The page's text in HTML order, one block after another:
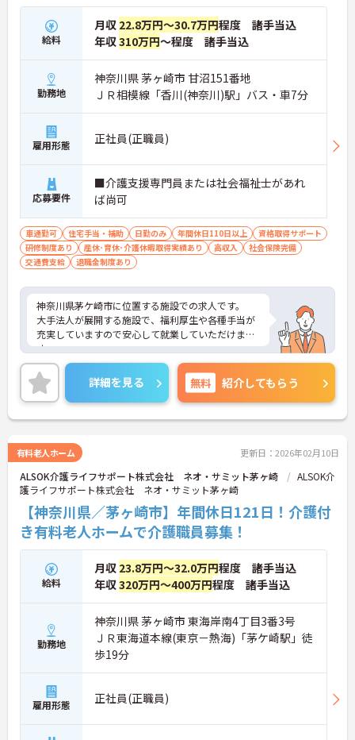
給料
月収 22.8万円～30.7万円程度 諸手当込
年収310万円～程度 諸手当込
勤務地
神奈川県 茅ヶ崎市 甘沼151番地
ＪＲ相模線「香川(神奈川)駅」バス・車7分
雇用形態 正社員(正職員)
応募要件
■介護支援専門員または社会福祉士があれ
ば尚可
車通勤可 住宅手当・補助 日勤のみ 年間休日110日以上
資格取得サポート
研修制度あり
産休･育休･介護休暇取得実績あり 高収入
社会保険完備
交通費支給
退職金制度あり
神奈川県茅ケ崎市に位置する施設での求人です。
大手法人が展開する施設で、福利厚生や各種手当が
充実していますので安心して就業していただけま
す。
ご興味がございましたら面接の対策ポイントなどお
話いたしますので、お気軽にお問い合わせくださ
い。
詳細を見る 無料 紹介してもらう
有料老人ホーム 更新日：2026年02月10日
ALSOK介護ライフサポート株式会社 ネオ・サミット茅ヶ崎
ALSOK介
護ライフサポート株式会社 ネオ・サミット茅ヶ崎
【神奈川県／茅ヶ崎市】年間休日121日！介護付
き有料老人ホームで介護職員募集！
給料
月収 23.8万円～32.0万円程度 諸手当込
年収320万円～400万円程度 諸手当込
勤務地
神奈川県 茅ヶ崎市 東海岸南4丁目3番3号
ＪＲ東海道本線(東京－熱海)「茅ケ崎駅」徒
歩19分
雇用形態 正社員(正職員)